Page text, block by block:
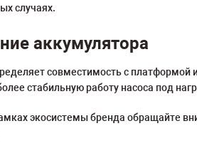
случаях.
аккумулятора
совместимость с платформой
стабильную работу насоса под
экосистемы бренда обращайте